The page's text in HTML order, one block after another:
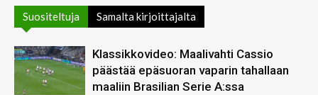
Suositeltuja Samalta kirjoittajalta
Klassikkovideo: Maalivahti Cassio
päästää epäsuoran vaparin tahallaan
maaliin Brasilian Serie A:ssa